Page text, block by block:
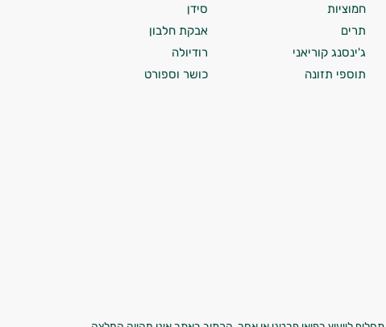
חמוציות
סידן
תרים
אבקת חלבון
ג'ינסנג קוריאני
רודיולה
תוספי תזונה כושר וספורט